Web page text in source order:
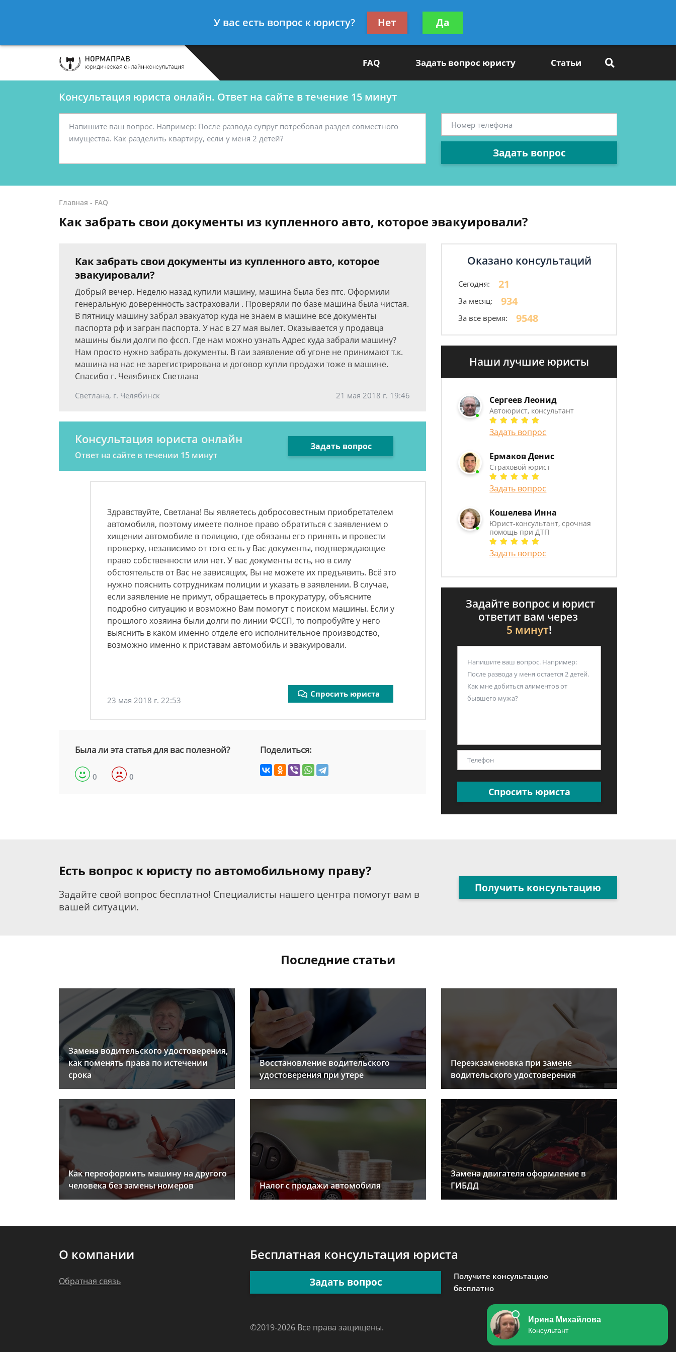
- Автоюрист, консультант
Получите консультацию
бесплатно
FAQ Задать вопрос юристу Статьи
Консультация юриста онлайн. Ответ на сайте в течение 15 минут
Задать вопрос
Главная - FAQ
Как забрать свои документы из купленного авто, которое эвакуировали?
Как забрать свои документы из купленного авто, которое
эвакуировали?
Добрый вечер. Неделю назад купили машину, машина была без птс. Оформили
генеральную доверенность застраховали . Проверяли по базе машина была чистая.
В пятницу машину забрал эвакуатор куда не знаем в машине все документы
паспорта рф и загран паспорта. У нас в 27 мая вылет. Оказывается у продавца
машины были долги по фссп. Где нам можно узнать Адрес куда забрали машину?
Нам просто нужно забрать документы. В гаи заявление об угоне не принимают т.к.
машина на нас не зарегистрирована и договор купли продажи тоже в машине.
Спасибо г. Челябинск Светлана
Светлана, г. Челябинск 21 мая 2018 г. 19:46
Консультация юриста онлайн
Ответ на сайте в течении 15 минут
Задать вопрос
Здравствуйте, Светлана! Вы являетесь добросовестным приобретателем
автомобиля, поэтому имеете полное право обратиться с заявлением о
хищении автомобиле в полицию, где обязаны его принять и провести
проверку, независимо от того есть у Вас документы, подтверждающие
право собственности или нет. У вас документы есть, но в силу
обстоятельств от Вас не зависящих, Вы не можете их предъявить. Всё это
нужно пояснить сотрудникам полиции и указать в заявлении. В случае,
если заявление не примут, обращаетесь в прокуратуру, объясните
подробно ситуацию и возможно Вам помогут с поиском машины. Если у
прошлого хозяина были долги по линии ФССП, то попробуйте у него
выяснить в каком именно отделе его исполнительное производство,
возможно именно к приставам автомобиль и эвакуировали.
23 мая 2018 г. 22:53
Спросить юриста
Была ли эта статья для вас полезной?
0 0
Поделиться:
Оказано консультаций
Сегодня: 21
За месяц: 934
За все время: 9548
Наши лучшие юристы
Сергеев Леонид
Автоюрист, консультант
Задать вопрос
Ермаков Денис
Страховой юрист
Задать вопрос
Кошелева Инна
Юрист-консультант, срочная
помощь при ДТП
Задать вопрос
Задайте вопрос и юрист
ответит вам через
5 минут!
Спросить юриста
Есть вопрос к юристу по автомобильному праву?
Задайте свой вопрос бесплатно! Специалисты нашего центра помогут вам в
вашей ситуации.
Получить консультацию
Последние статьи
Замена водительского удостоверения,
как поменять права по истечении
срока
Восстановление водительского
удостоверения при утере
Переэкзаменовка при замене
водительского удостоверения
Как переоформить машину на другого
человека без замены номеров
Налог с продажи автомобиля
Замена двигателя оформление в
ГИБДД
О компании
Обратная связь
Бесплатная консультация юриста
Задать вопрос
Получите консультацию
бесплатно
©2019-2026 Все права защищены.
У вас есть вопрос к юристу? Нет Да